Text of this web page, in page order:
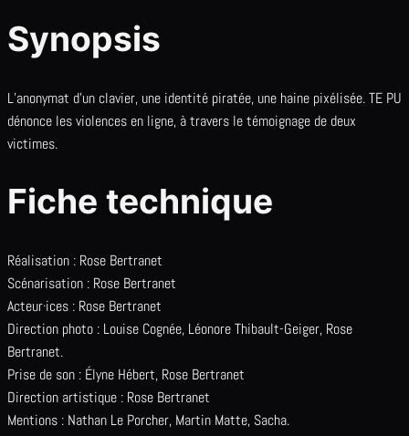
Synopsis
L’anonymat d’un clavier, une identité piratée, une haine pixélisée. TE PU
dénonce les violences en ligne, à travers le témoignage de deux
victimes.
Fiche technique
Réalisation : Rose Bertranet
Scénarisation : Rose Bertranet
Acteur·ices : Rose Bertranet
Direction photo : Louise Cognée, Léonore Thibault-Geiger, Rose
Bertranet.
Prise de son : Élyne Hébert, Rose Bertranet
Direction artistique : Rose Bertranet
Mentions : Nathan Le Porcher, Martin Matte, Sacha.